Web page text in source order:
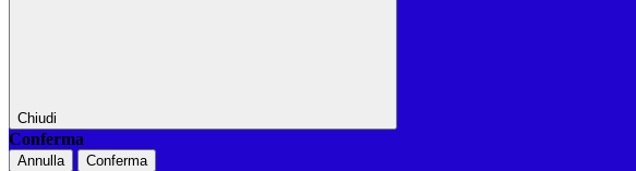
Chiudi
Conferma
Annulla Conferma